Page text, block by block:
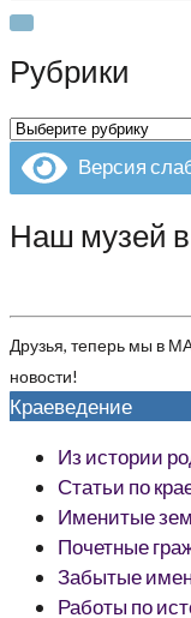
for:
Рубрики
Рубрики
Версия
Наш музей
Друзья, теперь мы в
новости!
Краеведение
Из истории
Статьи по
Именитые
Почетные
Забытые
Работы по